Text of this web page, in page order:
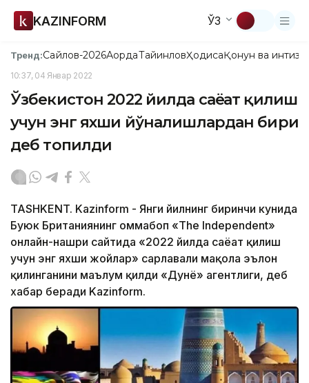
KAZINFORM ЎЗ
Тренд:Сайлов-2026АқордаТайинловҲодисаҚонун ва
10:37, 04 Январ 2022
Ўзбекистон 2022 йилда саёҳат қилиш
учун энг яхши йўналишлардан бири
деб топилди
TASHKENT. Kazinform - Янги йилнинг биринчи кунида
Буюк Британиянинг оммабоп «The Independent»
онлайн-нашри сайтида «2022 йилда саёҳат қилиш
учун энг яхши жойлар» сарлавҳали мақола эълон
қилинганини маълум қилди «Дунё» агентлиги, деб
хабар беради Kazinform.